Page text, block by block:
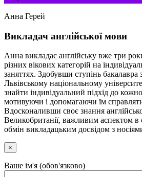
Анна Герей
Викладач англійської мови
Анна викладає англійську вже три
різних вікових категорій на
заняттях. Здобувши ступінь бакалавра
Львівському національному
знайти індивідуальний підхід до
мотивуючи і допомагаючи їм
Вдосконаливши своє знання
Великобританії, важливим аспектом в
обмін викладацьким досвідом з
×
Ваше ім'я (обов'язково)